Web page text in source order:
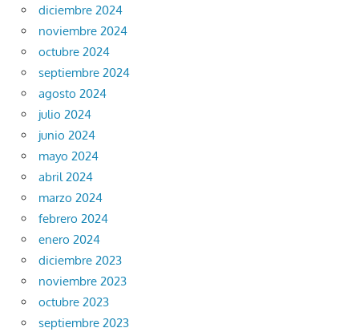
diciembre 2024
noviembre 2024
octubre 2024
septiembre 2024
agosto 2024
julio 2024
junio 2024
mayo 2024
abril 2024
marzo 2024
febrero 2024
enero 2024
diciembre 2023
noviembre 2023
octubre 2023
septiembre 2023